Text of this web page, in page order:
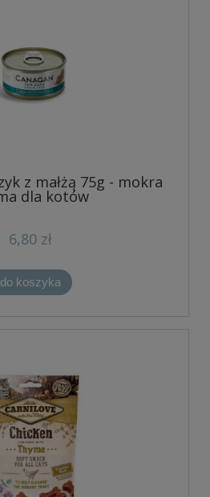
z małżą 75g - mokra
dla kotów
6,80 zł
do koszyka